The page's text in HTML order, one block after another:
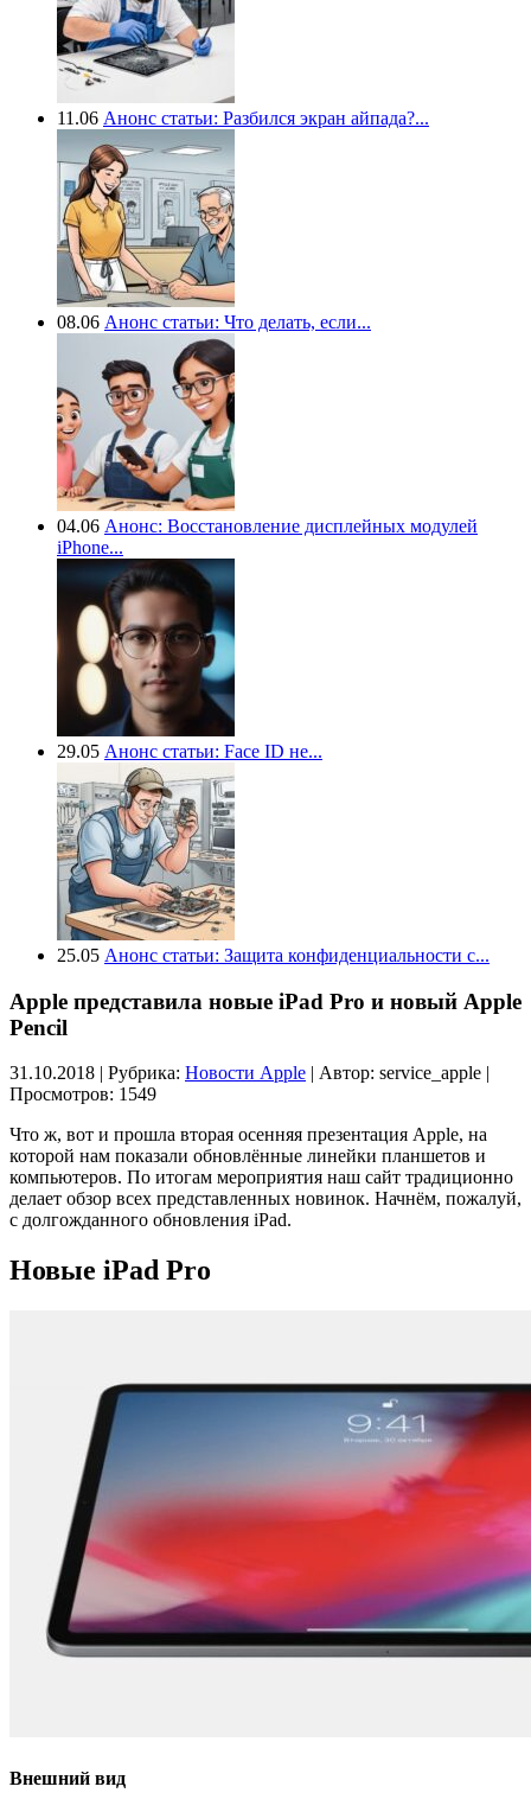
11.06 Анонс статьи: Разбился экран айпада?...
08.06 Анонс статьи: Что делать, если...
04.06 Анонс: Восстановление дисплейных модулей
iPhone...
29.05 Анонс статьи: Face ID не...
25.05 Анонс статьи: Защита конфиденциальности с...
Apple представила новые iPad Pro и новый Apple
Pencil
31.10.2018 | Рубрика: Новости Apple | Автор: service_apple |
Просмотров: 1549
Что ж, вот и прошла вторая осенняя презентация Apple, на
которой нам показали обновлённые линейки планшетов и
компьютеров. По итогам мероприятия наш сайт традиционно
делает обзор всех представленных новинок. Начнём, пожалуй,
с долгожданного обновления iPad.
Новые iPad Pro
Внешний вид